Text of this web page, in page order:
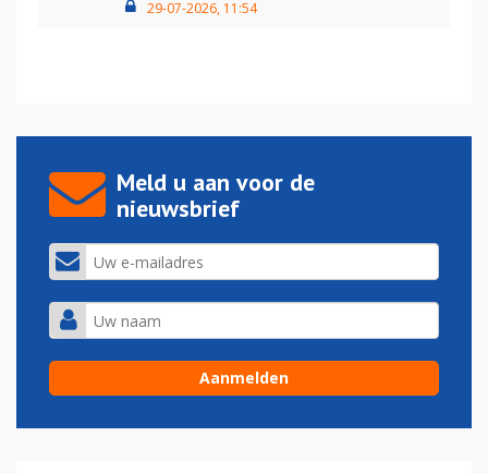
29-07-2026, 11:54
Meld u aan voor de
nieuwsbrief